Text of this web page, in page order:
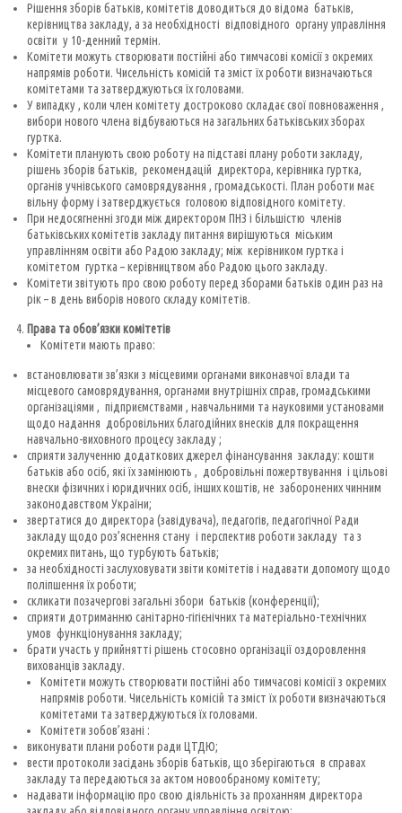
Рішення зборів батьків, комітетів доводиться до відома батьків,
керівництва закладу, а за необхідності відповідного органу управління
освіти у 10-денний термін.
Комітети можуть створювати постійні або тимчасові комісії з окремих
напрямів роботи. Чисельність комісій та зміст їх роботи визначаються
комітетами та затверджуються їх головами.
У випадку , коли член комітету достроково складає свої повноваження ,
вибори нового члена відбуваються на загальних батьківських зборах
гуртка.
Комітети планують свою роботу на підставі плану роботи закладу,
рішень зборів батьків, рекомендацій директора, керівника гуртка,
органів учнівського самоврядування , громадськості. План роботи має
вільну форму і затверджується головою відповідного комітету.
При недосягненні згоди між директором ПНЗ і більшістю членів
батьківських комітетів закладу питання вирішуються міським
управлінням освіти або Радою закладу; між керівником гуртка і
комітетом гуртка – керівництвом або Радою цього закладу.
Комітети звітують про свою роботу перед зборами батьків один раз на
рік – в день виборів нового складу комітетів.
Права та обов’язки комітетів
Комітети мають право:
встановлювати зв’язки з місцевими органами виконавчої влади та
місцевого самоврядування, органами внутрішніх справ, громадськими
організаціями , підприємствами , навчальними та науковими установами
щодо надання добровільних благодійних внесків для покращення
навчально-виховного процесу закладу ;
сприяти залученню додаткових джерел фінансування закладу: кошти
батьків або осіб, які їх замінюють , добровільні пожертвування і цільові
внески фізичних і юридичних осіб, інших коштів, не заборонених чинним
законодавством України;
звертатися до директора (завідувача), педагогів, педагогічної Ради
закладу щодо роз’яснення стану і перспектив роботи закладу та з
окремих питань, що турбують батьків;
за необхідності заслуховувати звіти комітетів і надавати допомогу щодо
поліпшення їх роботи;
скликати позачергові загальні збори батьків (конференції);
сприяти дотриманню санітарно-гігієнічних та матеріально-технічних
умов функціонування закладу;
брати участь у прийнятті рішень стосовно організації оздоровлення
вихованців закладу.
Комітети можуть створювати постійні або тимчасові комісії з окремих
напрямів роботи. Чисельність комісій та зміст їх роботи визначаються
комітетами та затверджуються їх головами.
Комітети зобов’язані :
виконувати плани роботи ради ЦТДЮ;
вести протоколи засідань зборів батьків, що зберігаються в справах
закладу та передаються за актом новообраному комітету;
надавати інформацію про свою діяльність за проханням директора